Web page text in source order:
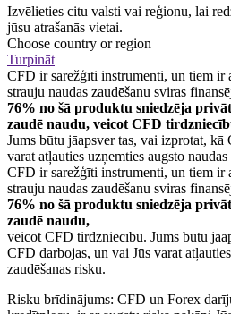
Izvēlieties citu valsti vai reģionu, lai
jūsu atrašanās vietai.
Choose country or region
Turpināt
CFD ir sarežģīti instrumenti, un tiem ir
strauju naudas zaudēšanu sviras
76% no šā produktu sniedzēja
zaudē naudu, veicot CFD
Jums būtu jāapsver tas, vai izprotat,
varat atļauties uzņemties augsto
CFD ir sarežģīti instrumenti, un tiem ir
strauju naudas zaudēšanu sviras
76% no šā produktu sniedzēja
zaudē naudu,
veicot CFD tirdzniecību. Jums būtu
CFD darbojas, un vai Jūs varat
zaudēšanas risku.
Risku brīdinājums: CFD un Forex